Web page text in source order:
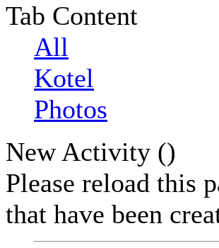
Tab Content
All
Kotel
Photos
New Activity ()
Please reload this
that have been